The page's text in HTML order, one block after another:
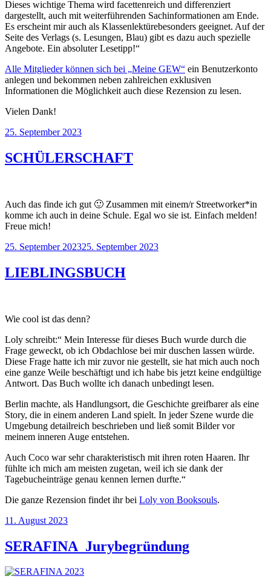
Dieses wichtige Thema wird facettenreich und differenziert
dargestellt, auch mit weiterführenden Sachinformationen am Ende.
Es erscheint mir auch als Klassenlektürebesonders geeignet. Auf der
Seite des Verlags (s. Lesungen, Blau) gibt es dazu auch spezielle
Angebote. Ein absoluter Lesetipp!“
Alle Mitglieder können sich bei „Meine GEW“ ein Benutzerkonto
anlegen und bekommen neben zahlreichen exklusiven
Informationen die Möglichkeit auch diese Rezension zu lesen.
Vielen Dank!
Veröffentlicht
25. September 2023
SCHÜLERSCHAFT
Auch das finde ich gut 🙂 Zusammen mit einem/r Streetworker*in
komme ich auch in deine Schule. Egal wo sie ist. Einfach melden!
Freue mich!
Veröffentlicht
25. September 202325. September 2023
LIEBLINGSBUCH
Wie cool ist das denn?
Loly schreibt:“ Mein Interesse für dieses Buch wurde durch die
Frage geweckt, ob ich Obdachlose bei mir duschen lassen würde.
Diese Frage hatte ich mir zuvor nie gestellt, sie hat mich auch noch
eine ganze Weile beschäftigt und ich habe bis jetzt keine endgültige
Antwort. Das Buch wollte ich danach unbedingt lesen.
Berlin machte, als Handlungsort, die Geschichte greifbarer als eine
Story, die in einem anderen Land spielt. In jeder Szene wurde die
Umgebung detailreich beschrieben und ließ somit Bilder vor
meinem inneren Auge entstehen.
Auch Coco war sehr charakteristisch mit ihren roten Haaren. Ihr
fühlte ich mich am meisten zugetan, weil ich sie dank der
Tagebucheinträge genau kennen lernen durfte.“
Die ganze Rezension findet ihr bei Loly von Booksouls.
Veröffentlicht
11. August 2023
SERAFINA_Jurybegründung